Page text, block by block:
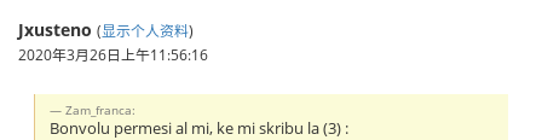
Jxusteno (显示个人资料)
2020年3月26日上午11:56:16
Zam_franca:
Bonvolu permesi al mi, ke mi skribu la (3) :